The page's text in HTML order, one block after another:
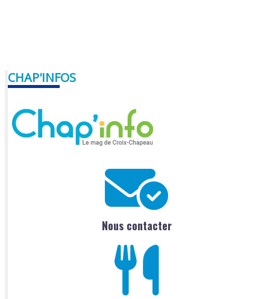
CHAP'INFOS
Nous contacter